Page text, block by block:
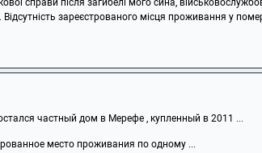
справи після загибелі мого сина,
зареєстрованого місця проживання у
частный дом в Мерефе , купленный в 2011 ...
место проживания по одному ...